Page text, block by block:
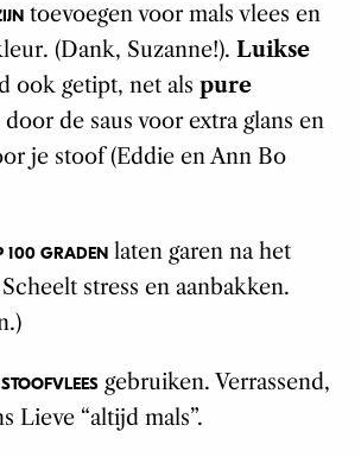
toevoegen voor mals vlees en
(Dank, Suzanne!). Luikse
ook getipt, net als pure
door de saus voor extra glans en
je stoof (Eddie en Ann Bo
100 GRADENlaten garen na het
stress en aanbakken.
gebruiken. Verrassend,
Lieve “altijd mals”.